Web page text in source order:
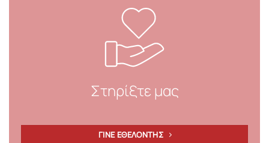
Στηρίξτε μας
ΓΙΝΕ ΕΘΕΛΟΝΤΗΣ